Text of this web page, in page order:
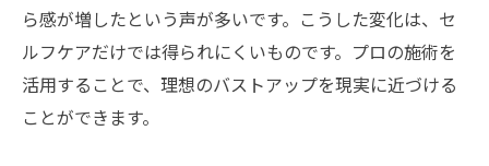
ら感が増したという声が多いです。こうした変化は、セ
ルフケアだけでは得られにくいものです。プロの施術を
活用することで、理想のバストアップを現実に近づける
ことができます。